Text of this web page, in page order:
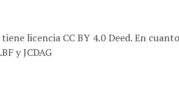
licencia CC BY 4.0 Deed. En
y JCDAG